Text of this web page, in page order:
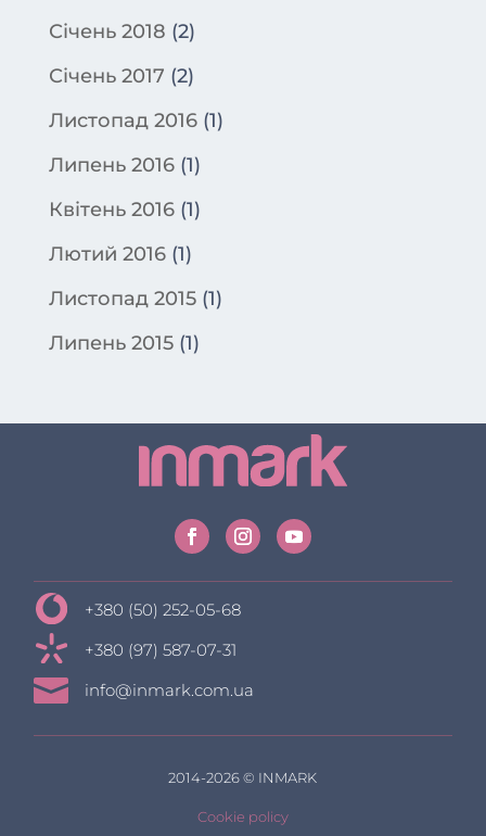
Січень 2018 (2)
Січень 2017 (2)
Листопад 2016(1)
Липень 2016(1)
Квітень 2016(1)
Лютий 2016(1)
Листопад 2015(1)
Липень 2015(1)
+380 (50) 252-05-68
+380 (97) 587-07-31
 info@inmark.com.ua
2014-2026 © INMARK
Cookie policy